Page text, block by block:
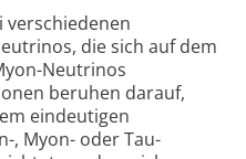
verschiedenen
die sich auf dem
Neutrinos
beruhen darauf,
eindeutigen
, Myon- oder Tau-